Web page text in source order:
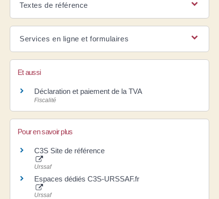
Textes de référence
Services en ligne et formulaires
Et aussi
Déclaration et paiement de la TVA
Fiscalité
Pour en savoir plus
C3S Site de référence
Urssaf
Espaces dédiés C3S-URSSAF.fr
Urssaf